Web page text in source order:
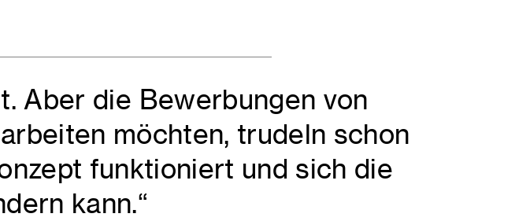
Aber die Bewerbungen von
möchten, trudeln schon
funktioniert und sich die
kann.“